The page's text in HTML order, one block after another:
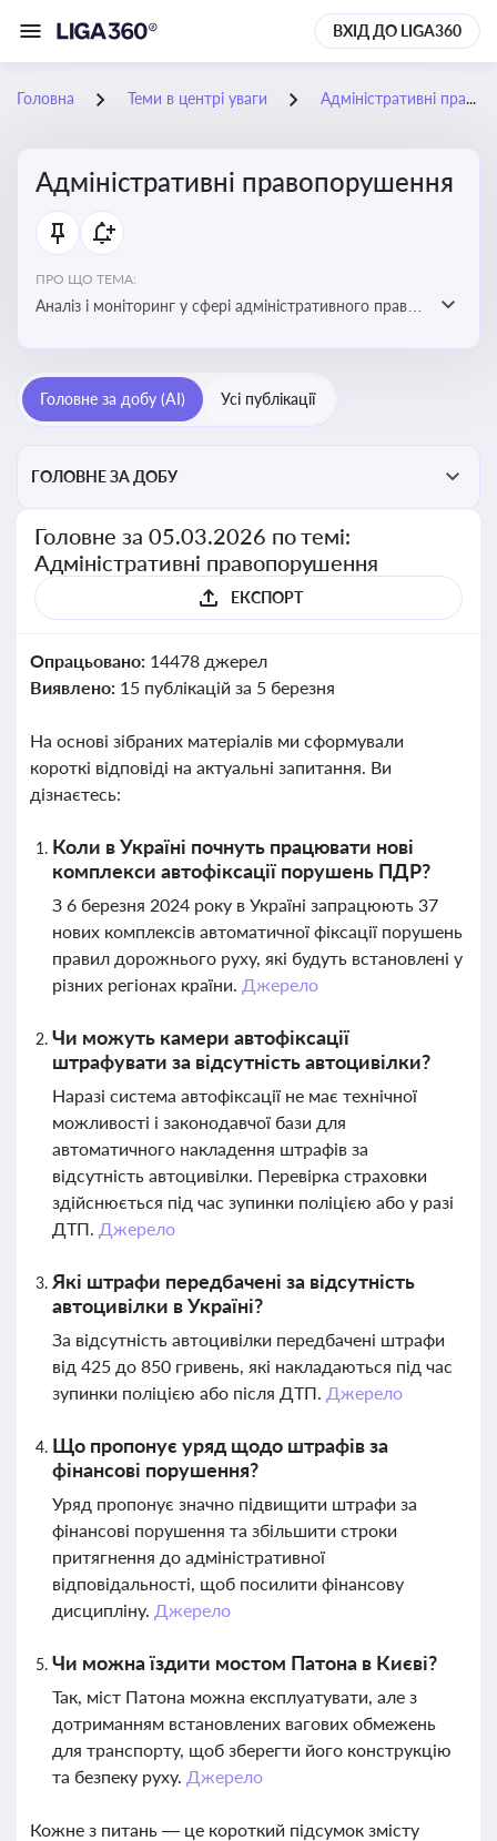
ВХІД ДО LIGA360
Головна Теми в центрі уваги Адміністративні правопорушення
Адміністративні правопорушення
ПРО ЩО ТЕМА:
Аналіз і моніторинг у сфері адміністративного права:
Головне за добу (AI) Усі публікації
ГОЛОВНЕ ЗА ДОБУ
Головне за 05.03.2026 по темі:
Адміністративні правопорушення
ЕКСПОРТ
Опрацьовано: 14478 джерел
Виявлено: 15 публікацій за 5 березня
На основі зібраних матеріалів ми сформували
короткі відповіді на актуальні запитання. Ви
дізнаєтесь:
Коли в Україні почнуть працювати нові
комплекси автофіксації порушень ПДР?
З 6 березня 2024 року в Україні запрацюють 37
нових комплексів автоматичної фіксації порушень
правил дорожнього руху, які будуть встановлені у
різних регіонах країни. Джерело
Чи можуть камери автофіксації
штрафувати за відсутність автоцивілки?
Наразі система автофіксації не має технічної
можливості і законодавчої бази для
автоматичного накладення штрафів за
відсутність автоцивілки. Перевірка страховки
здійснюється під час зупинки поліцією або у разі
ДТП. Джерело
Які штрафи передбачені за відсутність
автоцивілки в Україні?
За відсутність автоцивілки передбачені штрафи
від 425 до 850 гривень, які накладаються під час
зупинки поліцією або після ДТП. Джерело
Що пропонує уряд щодо штрафів за
фінансові порушення?
Уряд пропонує значно підвищити штрафи за
фінансові порушення та збільшити строки
притягнення до адміністративної
відповідальності, щоб посилити фінансову
дисципліну. Джерело
Чи можна їздити мостом Патона в Києві?
Так, міст Патона можна експлуатувати, але з
дотриманням встановлених вагових обмежень
для транспорту, щоб зберегти його конструкцію
та безпеку руху. Джерело
Кожне з питань — це короткий підсумок змісту